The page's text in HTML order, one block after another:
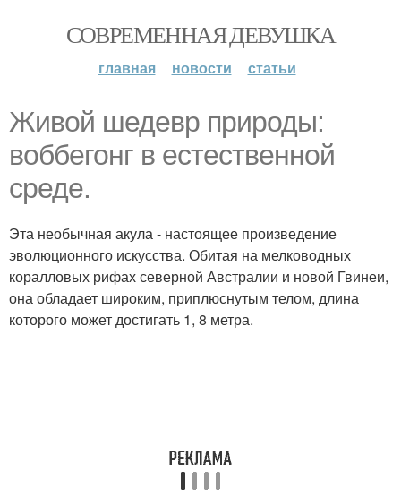
СОВРЕМЕННАЯ ДЕВУШКА
главная новости статьи
Живой шедевр природы:
воббегонг в естественной
среде.
Эта необычная акула - настоящее произведение
эволюционного искусства. Обитая на мелководных
коралловых рифах северной Австралии и новой Гвинеи,
она обладает широким, приплюснутым телом, длина
которого может достигать 1, 8 метра.